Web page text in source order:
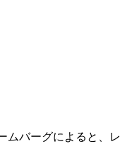
ムバーグによると、レ